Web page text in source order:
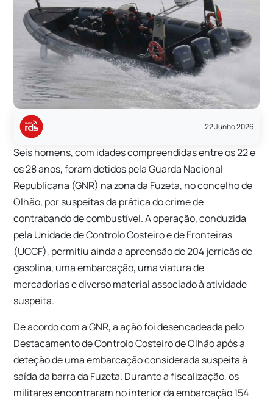
22 Junho 2026
Seis homens, com idades compreendidas entre os 22 e
os 28 anos, foram detidos pela Guarda Nacional
Republicana (GNR) na zona da Fuzeta, no concelho de
Olhão, por suspeitas da prática do crime de
contrabando de combustível. A operação, conduzida
pela Unidade de Controlo Costeiro e de Fronteiras
(UCCF), permitiu ainda a apreensão de 204 jerricãs de
gasolina, uma embarcação, uma viatura de
mercadorias e diverso material associado à atividade
suspeita.
De acordo com a GNR, a ação foi desencadeada pelo
Destacamento de Controlo Costeiro de Olhão após a
deteção de uma embarcação considerada suspeita à
saída da barra da Fuzeta. Durante a fiscalização, os
militares encontraram no interior da embarcação 154